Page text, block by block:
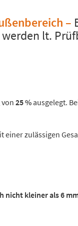
–
lt.
25 % ausgelegt.
einer zulässigen
kleiner als 6